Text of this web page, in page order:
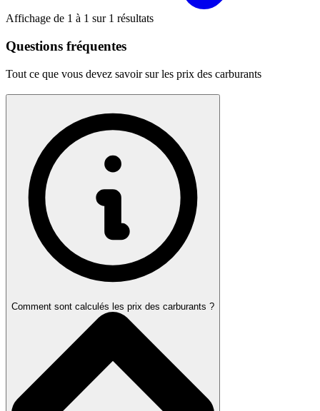
Affichage de 1 à 1 sur 1 résultats
Questions fréquentes
Tout ce que vous devez savoir sur les prix des carburants
Comment sont calculés les prix des carburants ?